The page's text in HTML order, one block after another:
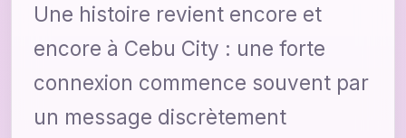
Une histoire revient encore et
encore à Cebu City : une forte
connexion commence souvent par
un message discrètement